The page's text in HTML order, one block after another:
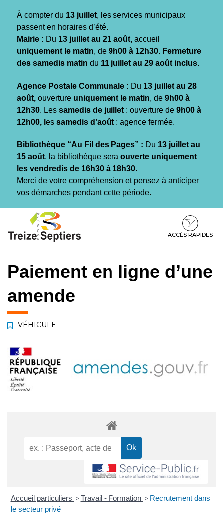
À compter du 13 juillet, les services municipaux
passent en horaires d’été.
Mairie : Du 13 juillet au 21 août, accueil
uniquement le matin, de 9h00 à 12h30. Fermeture
des samedis matin du 11 juillet au 29 août inclus.
Agence Postale Communale : Du 13 juillet au 28
août, ouverture uniquement le matin, de 9h00 à
12h30. Les samedis de juillet : ouverture de 9h00 à
12h00, l es samedis d’août : agence fermée.
Bibliothèque “Au Fil des Pages” : Du 13 juillet au
15 août, la bibliothèque sera ouverte uniquement
les vendredis de 16h30 à 18h30.
Merci de votre compréhension et pensez à anticiper
vos démarches pendant cette période.
contenu
pied
ACCÈS RAPIDES
Paiement en ligne d’une
amende
VÉHICULE
Accueil particuliers > Travail - Formation > Recrutement dans
le secteur privé